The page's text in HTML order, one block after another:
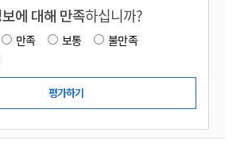
에 대해 만족하십니까?
만족 보통
불만족